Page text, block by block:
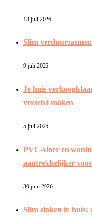
13 juli 2026
Slim
9 juli 2026
Je huis
verschil maken
5 juli 2026
PVC-vloer en
aantrekkelijker
30 juni 2026
Slim stoken in huis: